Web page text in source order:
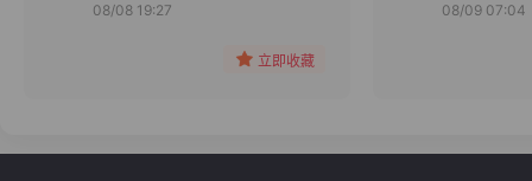
08/08 19:27
立即收藏
08/09 07:04